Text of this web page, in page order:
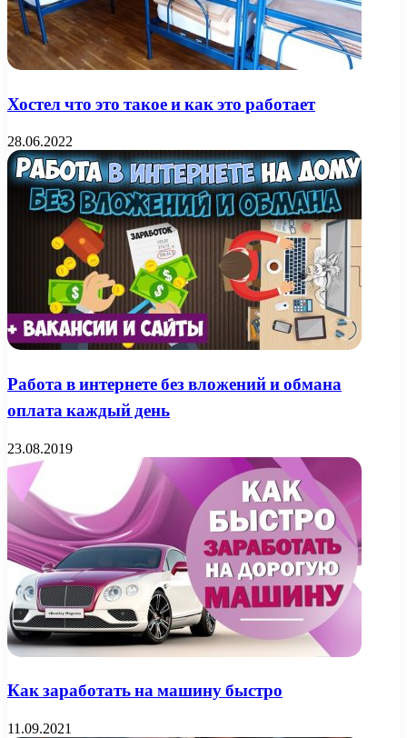
Хостел что это такое и как это работает
28.06.2022
Работа в интернете без вложений и обмана
оплата каждый день
23.08.2019
Как заработать на машину быстро
11.09.2021